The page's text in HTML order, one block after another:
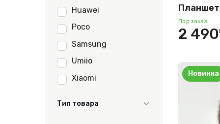
Huawei
Poco
Samsung
Umiio
Xiaomi
Тип товара
Планшет
13.3"
Под заказ
2 490
Новинка